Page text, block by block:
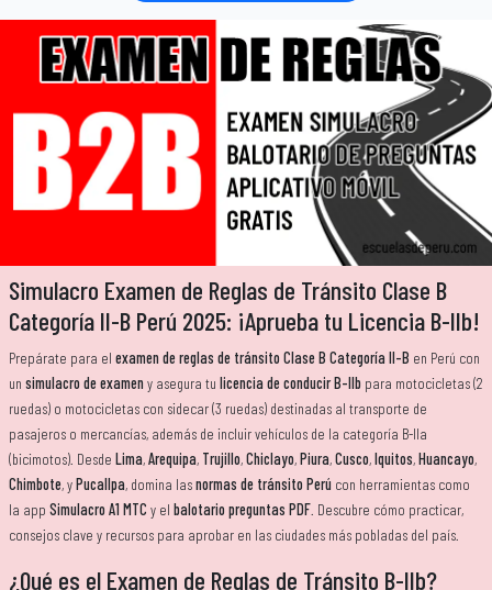
Simulacro Examen de Reglas de Tránsito Clase B
Categoría II-B Perú 2025: ¡Aprueba tu Licencia B-IIb!
Prepárate para el examen de reglas de tránsito Clase B Categoría II-B en Perú con
un simulacro de examen y asegura tu licencia de conducir B-IIb para motocicletas (2
ruedas) o motocicletas con sidecar (3 ruedas) destinadas al transporte de
pasajeros o mercancías, además de incluir vehículos de la categoría B-IIa
(bicimotos). Desde Lima,Arequipa, Trujillo,Chiclayo,Piura,Cusco,Iquitos,Huancayo,
Chimbote, yPucallpa, domina lasnormas de tránsito Perú con herramientas como
la app Simulacro A1 MTC y el balotario preguntas PDF . Descubre cómo practicar,
consejos clave y recursos para aprobar en las ciudades más pobladas del país.
¿Qué es el Examen de Reglas de Tránsito B-IIb?